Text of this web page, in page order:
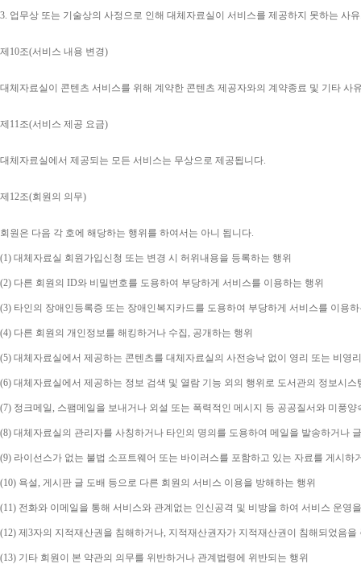
3. 업무상 또는 기술상의 사정으로 인해 대체자료실이 서비스를 제공하지 못하는 사
제 10조(서비스 내용 변경)
대체자료실이 콘텐츠 서비스를 위해 계약한 콘텐츠 제공자와의 계약종료 및 기타
제 11조(서비스 제공 요금)
대체자료실에서 제공되는 모든 서비스는 무상으로 제공됩니다.
제 12조(회원의 의무)
회원은 다음 각 호에 해당하는 행위를 하여서는 아니 됩니다.
(1) 대체자료실 회원가입신청 또는 변경 시 허위내용을 등록하는 행위
(2) 다른 회원의 ID와 비밀번호를 도용하여 부당하게 서비스를 이용하는 행위
(3) 타인의 장애인등록증 또는 장애인복지카드를 도용하여 부당하게 서비스를 이용
(4) 다른 회원의 개인정보를 해킹하거나 수집, 공개하는 행위
(5) 대체자료실에서 제공하는 콘텐츠를 대체자료실의 사전승낙 없이 영리 또는 비영
(6) 대체자료실에서 제공하는 정보 검색 및 열람 기능 외의 행위로 도서관의 정보시스
(7) 정크메일 , 스팸메일을 보내거나 외설 또는 폭력적인 메시지 등 공공질서와 미풍
(8) 대체자료실의 관리자를 사칭하거나 타인의 명의를 도용하여 메일을 발송하거나
(9) 라이선스가 없는 불법 소프트웨어 또는 바이러스를 포함하고 있는 자료를 게시하
(10) 욕설, 게시판 글 도배 등으로 다른 회원의 서비스 이용을 방해하는 행위
(11) 전화와 이메일을 통해 서비스와 관계없는 인신공격 및 비방을 하여 서비스 운영
(12) 제 3자의 지적재산권을 침해하거나, 지적재산권자가 지적재산권이 침해되었음을
(13) 기타 회원이 본 약관의 의무를 위반하거나 관계법령에 위반되는 행위